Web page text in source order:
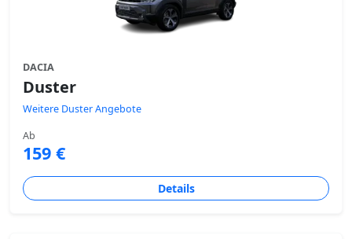
DACIA
Duster
Weitere Duster Angebote
Ab
159 €
Details